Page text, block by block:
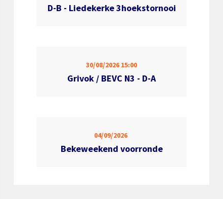
D-B - Liedekerke 3hoekstornooi
30/08/2026 15:00
Grivok / BEVC N3 - D-A
04/09/2026
Bekeweekend voorronde